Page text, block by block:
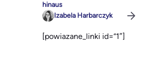
hinaus
Izabela Harbarczyk
[powiazane_linki id=“1″]